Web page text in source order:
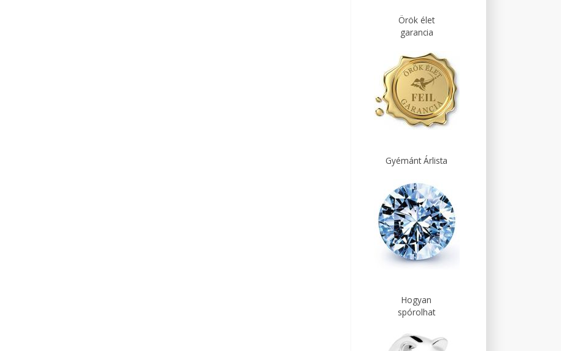
Örök élet
garancia
Gyémánt Árlista
Hogyan
spórolhat